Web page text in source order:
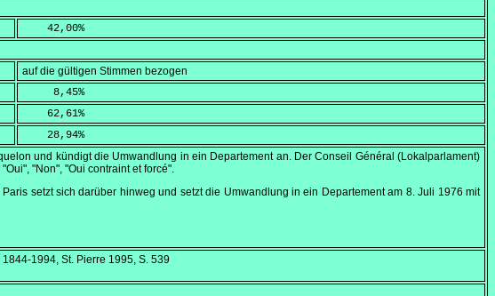
    42,00
%
auf die gültigen Stimmen bezogen
     8,45
%
    62,61
%
    28,94
%
und kündigt die Umwandlung in ein Departement an. DerConseil Général (Lokalparlament)
"Oui", "Non", "Oui contraint et forcé".
setzt sich darüber hinweg und setzt die Umwandlung in ein Departement am 8. Juli 1976 mit
1844-1994, St. Pierre 1995, S. 539